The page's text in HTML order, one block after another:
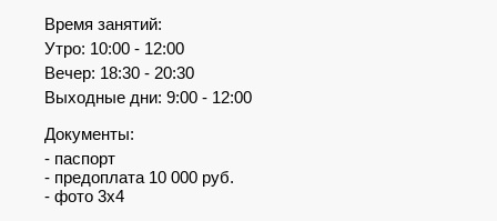
Время занятий:
Утро: 10:00 - 12:00
Вечер: 18:30 - 20:30
Выходные дни: 9:00 - 12:00
Документы:
- паспорт
- предоплата 10 000 руб.
- фото 3х4